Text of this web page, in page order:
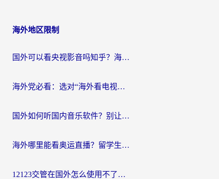
海外地区限制
国外可以看央视影音吗知乎？海外党亲测有效的回国加速方案
海外党必看：选对“海外看电视剧软件”，再也不用愁国内剧刷不了
国外如何听国内音乐软件？别让地域限制，断了你的中文歌单
海外哪里能看奥运直播？留学生&海外华人必看的体育赛事观赛终极指南
12123交管在国外怎么使用不了？海外华人必看的无缝访问国内资源指南